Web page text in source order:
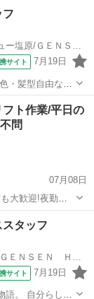
)・お忘れ物チ
フ
サイト 7月19日
・髪型自由な人
に過ごせる空間
ト作業/平日の
問
07月08日
大歓迎!夜勤で
中 「リフト免許
満足していな
タッフ
サイト 7月19日
語。 自分らし